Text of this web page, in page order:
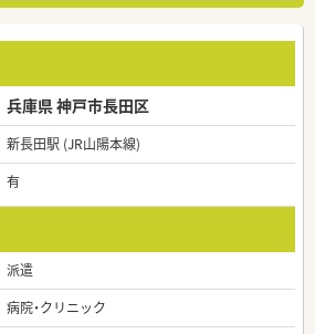
兵庫県 神戸市長田区
新長田駅 (JR山陽本線)
有
派遣
病院・クリニック